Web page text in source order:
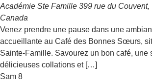
Académie Ste Famille 399 rue du Couvent,
Canada
Venez prendre une pause dans une
accueillante au Café des Bonnes Sœurs,
Sainte-Famille. Savourez un bon café, une
délicieuses collations et […]
Sam 8